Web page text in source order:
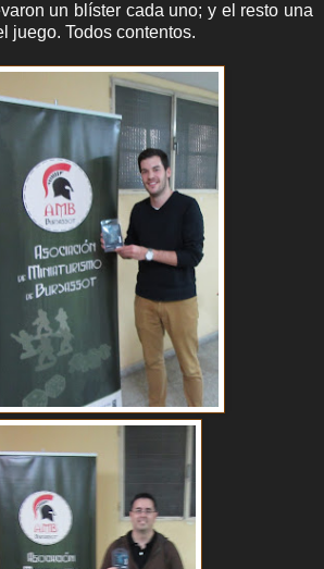
un blíster cada uno; y el resto una
juego. Todos contentos.